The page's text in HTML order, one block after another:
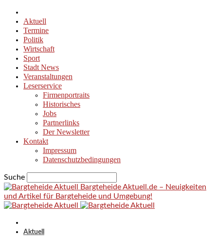
Aktuell
Termine
Politik
Wirtschaft
Sport
Stadt News
Veranstaltungen
Leserservice
Firmenportraits
Historisches
Jobs
Partnerlinks
Der Newsletter
Kontakt
Impressum
Datenschutzbedingungen
Suche
Bargteheide Aktuell.de – Neuigkeiten
und Artikel für Bargteheide und Umgebung!
Aktuell